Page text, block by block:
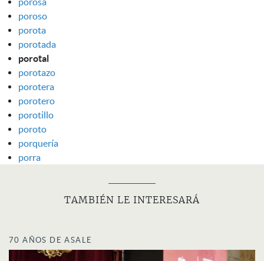
poroso
porota
porotada
porotal
porotazo
porotera
porotero
porotillo
poroto
porquería
porra
TAMBIÉN LE INTERESARÁ
70 AÑOS DE ASALE